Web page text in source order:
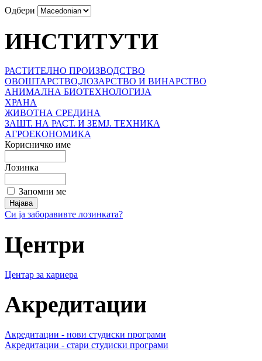
Одбери
ИНСТИТУТИ
РАСТИТЕЛНО ПРОИЗВОДСТВО
ОВОШТАРСТВО,ЛОЗАРСТВО И ВИНАРСТВО
АНИМАЛНА БИОТЕХНОЛОГИЈА
ХРАНА
ЖИВОТНА СРЕДИНА
ЗАШТ. НА РАСТ. И ЗЕМЈ. ТЕХНИКА
АГРОЕКОНОМИКА
Корисничко име
Лозинка
Запомни ме
Си ја заборавивте лозинката?
Центри
Центар за кариера
Акредитации
Акредитации - нови студиски програми
Акредитации - стари студиски програми